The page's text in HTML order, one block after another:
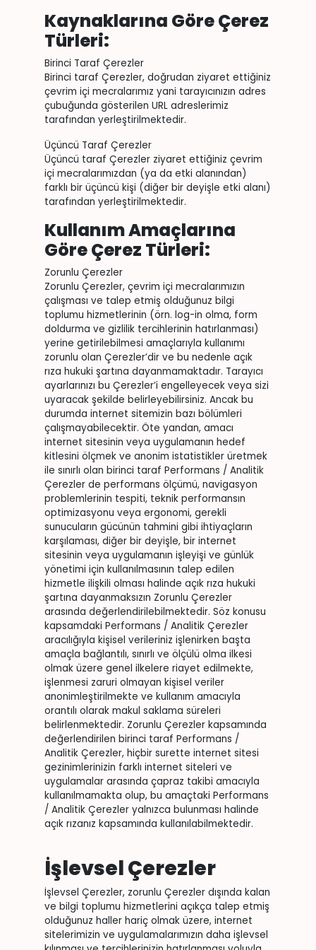
Kaynaklarına Göre Çerez
Türleri:
Birinci Taraf Çerezler
Birinci taraf Çerezler, doğrudan ziyaret ettiğiniz
çevrim içi mecralarımız yani tarayıcınızın adres
çubuğunda gösterilen URL adreslerimiz
tarafından yerleştirilmektedir.
Üçüncü Taraf Çerezler
Üçüncü taraf Çerezler ziyaret ettiğiniz çevrim
içi mecralarımızdan (ya da etki alanından)
farklı bir üçüncü kişi (diğer bir deyişle etki alanı)
tarafından yerleştirilmektedir.
Kullanım Amaçlarına
Göre Çerez Türleri:
Zorunlu Çerezler
Zorunlu Çerezler, çevrim içi mecralarımızın
çalışması ve talep etmiş olduğunuz bilgi
toplumu hizmetlerinin (örn. log-in olma, form
doldurma ve gizlilik tercihlerinin hatırlanması)
yerine getirilebilmesi amaçlarıyla kullanımı
zorunlu olan Çerezler’dir ve bu nedenle açık
rıza hukuki şartına dayanmamaktadır. Tarayıcı
ayarlarınızı bu Çerezler’i engelleyecek veya sizi
uyaracak şekilde belirleyebilirsiniz. Ancak bu
durumda internet sitemizin bazı bölümleri
çalışmayabilecektir. Öte yandan, amacı
internet sitesinin veya uygulamanın hedef
kitlesini ölçmek ve anonim istatistikler üretmek
ile sınırlı olan birinci taraf Performans / Analitik
Çerezler de performans ölçümü, navigasyon
problemlerinin tespiti, teknik performansın
optimizasyonu veya ergonomi, gerekli
sunucuların gücünün tahmini gibi ihtiyaçların
karşılaması, diğer bir deyişle, bir internet
sitesinin veya uygulamanın işleyişi ve günlük
yönetimi için kullanılmasının talep edilen
hizmetle ilişkili olması halinde açık rıza hukuki
şartına dayanmaksızın Zorunlu Çerezler
arasında değerlendirilebilmektedir. Söz konusu
kapsamdaki Performans / Analitik Çerezler
aracılığıyla kişisel verileriniz işlenirken başta
amaçla bağlantılı, sınırlı ve ölçülü olma ilkesi
olmak üzere genel ilkelere riayet edilmekte,
işlenmesi zaruri olmayan kişisel veriler
anonimleştirilmekte ve kullanım amacıyla
orantılı olarak makul saklama süreleri
belirlenmektedir. Zorunlu Çerezler kapsamında
değerlendirilen birinci taraf Performans /
Analitik Çerezler, hiçbir surette internet sitesi
gezinimlerinizin farklı internet siteleri ve
uygulamalar arasında çapraz takibi amacıyla
kullanılmamakta olup, bu amaçtaki Performans
/ Analitik Çerezler yalnızca bulunması halinde
açık rızanız kapsamında kullanılabilmektedir.
İşlevsel Çerezler
İşlevsel Çerezler, zorunlu Çerezler dışında kalan
ve bilgi toplumu hizmetlerini açıkça talep etmiş
olduğunuz haller hariç olmak üzere, internet
sitelerimizin ve uygulamalarımızın daha işlevsel